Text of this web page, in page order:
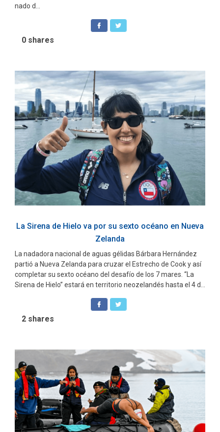
nado d...
0 shares
La Sirena de Hielo va por su sexto océano en Nueva
Zelanda
La nadadora nacional de aguas gélidas Bárbara Hernández
partió a Nueva Zelanda para cruzar el Estrecho de Cook y así
completar su sexto océano del desafío de los 7 mares. “La
Sirena de Hielo” estará en territorio neozelandés hasta el 4 d...
2 shares